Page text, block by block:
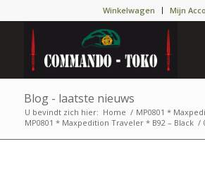
Winkelwagen Mijn
Blog - laatste nieuws
U bevindt zich hier: Home / MP0801 *
MP0801 * Maxpedition Traveler * B92 – Black /